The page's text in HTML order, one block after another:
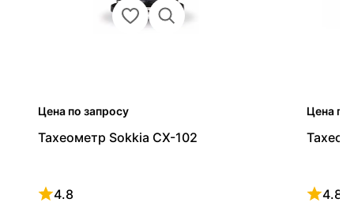
Цена по запросу
Тахеометр Sokkia CX-102
4.8
Рейтинг 4.8 из 5
Цена по
4.8